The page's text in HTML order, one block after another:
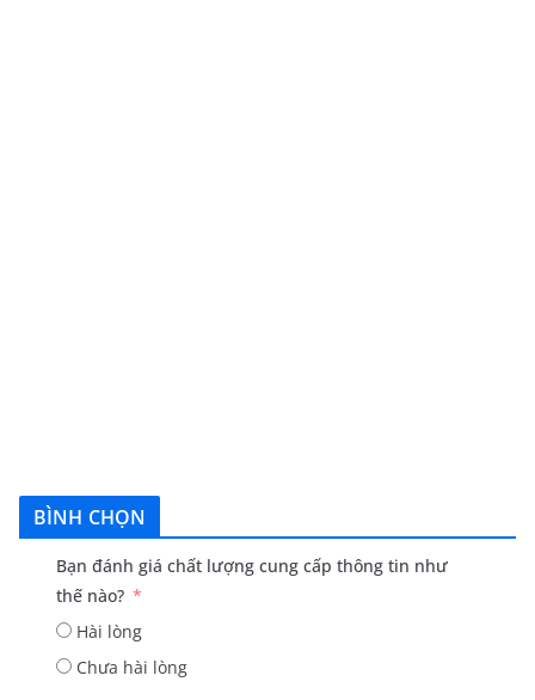
BÌNH CHỌN
Bạn đánh giá chất lượng cung cấp thông tin như
thế nào?
Hài lòng
Chưa hài lòng